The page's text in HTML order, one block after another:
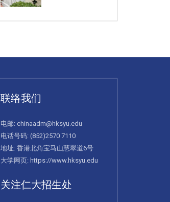
联络我们
电邮: chinaadm@hksyu.edu
电话号码: (852)2570 7110
地址: 香港北角宝马山慧翠道6号
大学网页: https://www.hksyu.edu
关注仁大招生处